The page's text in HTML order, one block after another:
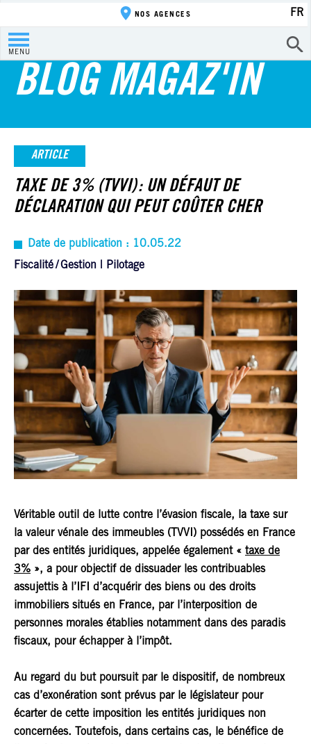
MENU
NOS AGENCES FR
BLOG MAGAZ'IN
ARTICLE
TAXE DE 3% (TVVI) : UN DÉFAUT DE
DÉCLARATION QUI PEUT COÛTER CHER
Date de publication : 10.05.22
Fiscalité
Gestion | Pilotage
Véritable outil de lutte contre l’évasion fiscale, la taxe sur
la valeur vénale des immeubles (TVVI) possédés en France
par des entités juridiques, appelée également « taxe de
3% », a pour objectif de dissuader les contribuables
assujettis à l’IFI d’acquérir des biens ou des droits
immobiliers situés en France, par l’interposition de
personnes morales établies notamment dans des paradis
fiscaux, pour échapper à l’impôt.
Au regard du but poursuit par le dispositif, de nombreux
cas d’exonération sont prévus par le législateur pour
écarter de cette imposition les entités juridiques non
concernées. Toutefois, dans certains cas, le bénéfice de